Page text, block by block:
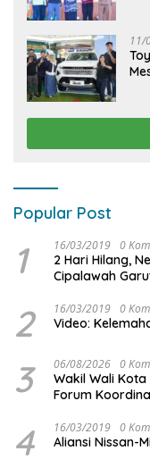
11/
Popular Post
1 16/03/2019 0
2 Hari Hilang,
Cipalawah
2 16/03/2019 0
Video:
3 06/08/2026 0
Wakil Wali
Forum
4 16/03/2019 0
Aliansi Nissan-